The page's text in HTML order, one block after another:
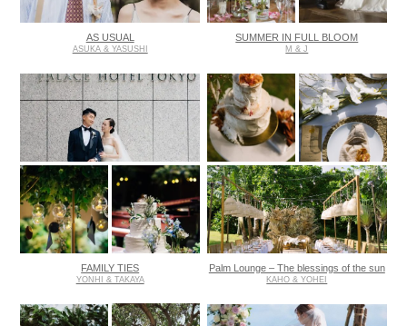
AS USUAL
ASUKA & YASUSHI
SUMMER IN FULL BLOOM
M & J
FAMILY TIES
YONHI & TAKAYA
Palm Lounge – The blessings of the sun
KAHO & YOHEI